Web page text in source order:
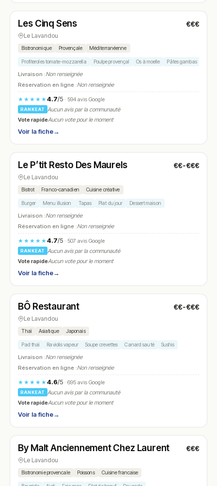
N° 6
Les Cinq Sens €€€
Le Lavandou
Bistronomique Provençale Méditerranéenne
Profiteroles tomate-mozzarella Poulpe provençal Os à moelle Pâtes gambas
Livraison :Non renseignée
Réservation en ligne :Non renseignée
★★★★★4.7/5· 594 avis Google
RANKEAT
Aucun avis par la communauté
Vote rapideAucun vote pour le moment
Voir la fiche→
N° 7
Le P’tit Resto Des Maurels €€-€€€
Le Lavandou
Bistrot Franco-canadien Cuisine créative
Burger Menu illusion Tapas Plat du jour Dessert maison
Livraison :Non renseignée
Réservation en ligne :Non renseignée
★★★★★4.7/5· 507 avis Google
RANKEAT
Aucun avis par la communauté
Vote rapideAucun vote pour le moment
Voir la fiche→
N° 8
BÔ Restaurant €€-€€€
Le Lavandou
Thaï Asiatique Japonais
Pad thaï Raviolis vapeur Soupe crevettes Canard sauté Sushis
Livraison :Non renseignée
Réservation en ligne :Non renseignée
★★★★★4.6/5· 695 avis Google
RANKEAT
Aucun avis par la communauté
Vote rapideAucun vote pour le moment
Voir la fiche→
N° 9
By Malt Anciennement Chez Laurent €€€
Le Lavandou
Bistronomie provencale Poissons Cuisine francaise